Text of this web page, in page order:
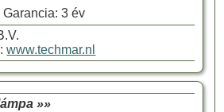
Garancia: 3 év
www.techmar.nl
»»